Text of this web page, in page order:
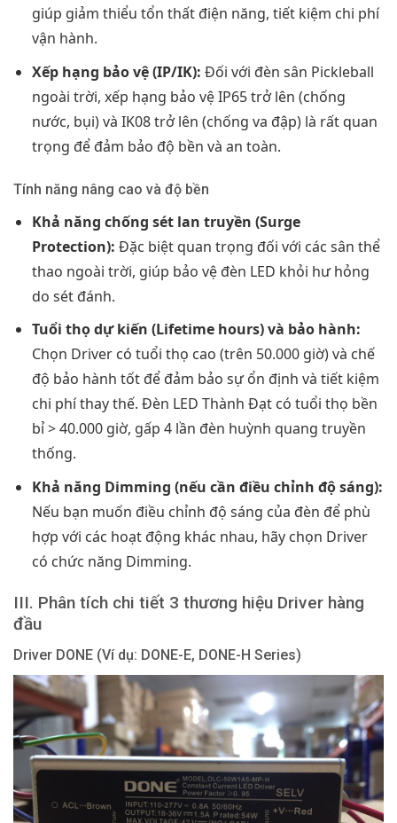
giúp giảm thiểu tổn thất điện năng, tiết kiệm chi phí
vận hành.
Xếp hạng bảo vệ (IP/IK): Đối với đèn sân Pickleball
ngoài trời, xếp hạng bảo vệ IP65 trở lên (chống
nước, bụi) và IK08 trở lên (chống va đập) là rất quan
trọng để đảm bảo độ bền và an toàn.
Tính năng nâng cao và độ bền
Khả năng chống sét lan truyền (Surge
Protection): Đặc biệt quan trọng đối với các sân thể
thao ngoài trời, giúp bảo vệ đèn LED khỏi hư hỏng
do sét đánh.
Tuổi thọ dự kiến (Lifetime hours) và bảo hành:
Chọn Driver có tuổi thọ cao (trên 50.000 giờ) và chế
độ bảo hành tốt để đảm bảo sự ổn định và tiết kiệm
chi phí thay thế. Đèn LED Thành Đạt có tuổi thọ bền
bỉ > 40.000 giờ, gấp 4 lần đèn huỳnh quang truyền
thống.
Khả năng Dimming (nếu cần điều chỉnh độ sáng):
Nếu bạn muốn điều chỉnh độ sáng của đèn để phù
hợp với các hoạt động khác nhau, hãy chọn Driver
có chức năng Dimming.
III. Phân tích chi tiết 3 thương hiệu Driver hàng
đầu
Driver DONE (Ví dụ: DONE-E, DONE-H Series)